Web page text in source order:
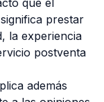
que el
prestar
la experiencia
postventa
además